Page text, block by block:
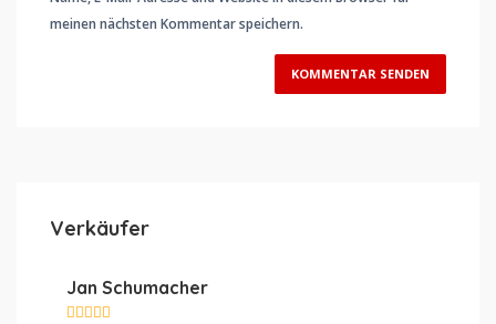
meinen nächsten Kommentar speichern.
Verkäufer
Jan Schumacher